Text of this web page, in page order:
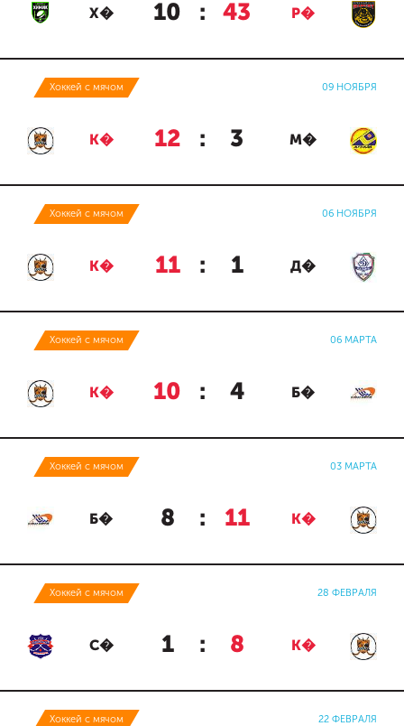
Х� 10 : 43 Р�
Хоккей с мячом 09 НОЯБРЯ
К� 12 : 3 М�
Хоккей с мячом 06 НОЯБРЯ
К� 11 : 1 Д�
Хоккей с мячом 06 МАРТА
К� 10 : 4 Б�
Хоккей с мячом 03 МАРТА
Б� 8 : 11 К�
Хоккей с мячом 28 ФЕВРАЛЯ
С� 1 : 8 К�
Хоккей с мячом 22 ФЕВРАЛЯ